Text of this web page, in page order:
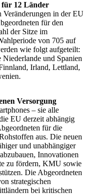
für 12 Länder
Veränderungen in der EU
für den
der Sitze im
von 705 auf
wie folgt aufgeteilt:
und Spanien
Irland, Lettland,
Versorgung
– sie alle
EU derzeit abhängig
für die
aus. Die neuen
und unabhängiger
Innovationen
zu fördern, KMU sowie
Die Abgeordneten
strategischen
bei kritischen